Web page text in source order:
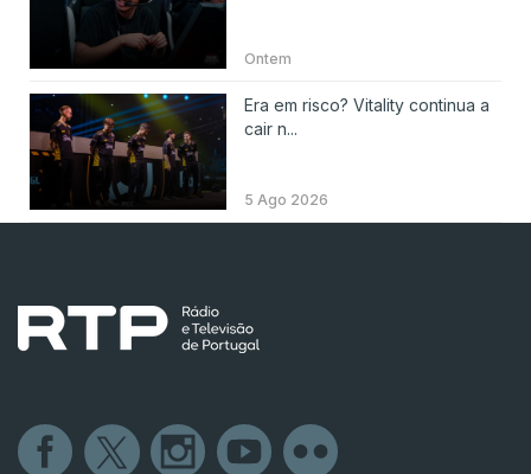
Ontem
Era em risco? Vitality continua a
cair n...
5 Ago 2026